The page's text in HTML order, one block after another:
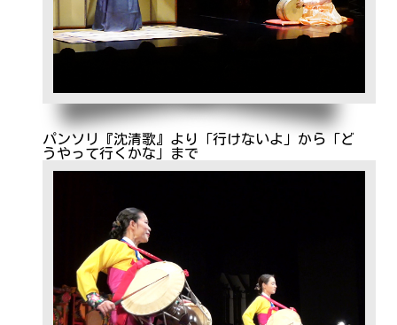
パンソリ『沈清歌』より「行けないよ」から「ど
うやって行くかな」まで